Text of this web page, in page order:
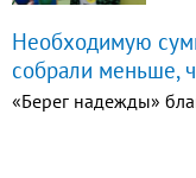
Необходимую
собрали меньше,
«Берег надежды»